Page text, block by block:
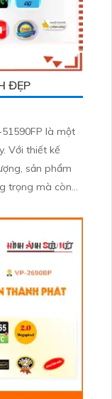
ĐẸP
là một
sản phẩm
trọng mà còn
kiệm băng